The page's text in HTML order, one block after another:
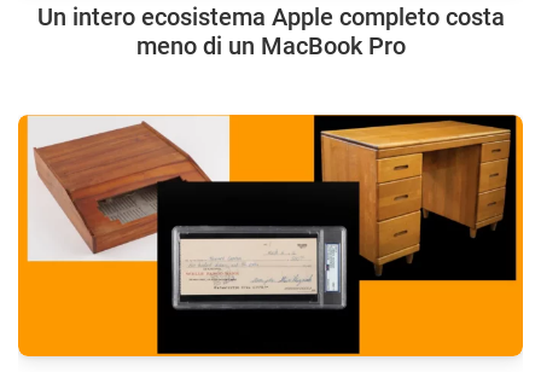
Un intero ecosistema Apple completo costa
meno di un MacBook Pro